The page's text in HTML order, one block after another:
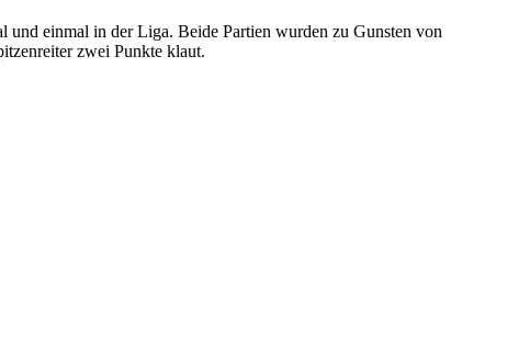
einmal in der Liga. Beide Partien wurden zu Gunsten von
zwei Punkte klaut.